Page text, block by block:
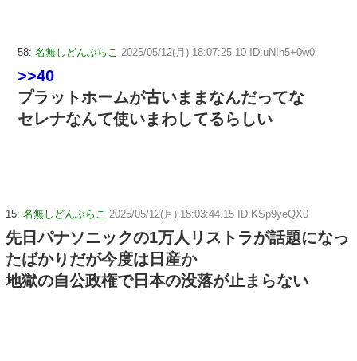
58: 名無しどんぶらこ 2025/05/12(月) 18:07:25.10 ID:uNIh5+0w0
>>40
プラットホームが古いままなんだってな
セレナなんて使いまわしてるらしい
15: 名無しどんぶらこ 2025/05/12(月) 18:03:44.15 ID:KSp9yeQX0
先日パナソニックの1万人リストラが話題になっ
たばかりだが今度は日産か
地獄の自公政権で日本の没落が止まらない